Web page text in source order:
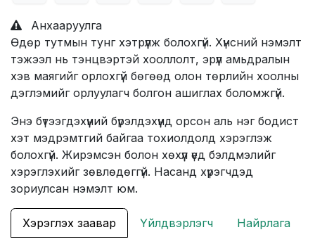
Анхааруулга
Өдөр тутмын тунг хэтрүүлж болохгүй. Хүнсний нэмэлт
тэжээл нь тэнцвэртэй хооллолт, эрүүл амьдралын
хэв маягийг орлохгүй бөгөөд олон төрлийн хоолны
дэглэмийг орлуулагч болгон ашиглах боломжгүй.
Энэ бүтээгдэхүүний бүрэлдэхүүнд орсон аль нэг бодист
хэт мэдрэмтгий байгаа тохиолдолд хэрэглэж
болохгүй. Жирэмсэн болон хөхүүл үед бэлдмэлийг
хэрэглэхийг зөвлөдөггүй. Насанд хүрэгчдэд
зориулсан нэмэлт юм.
Хэрэглэх заавар Үйлдвэрлэгч Найрлага